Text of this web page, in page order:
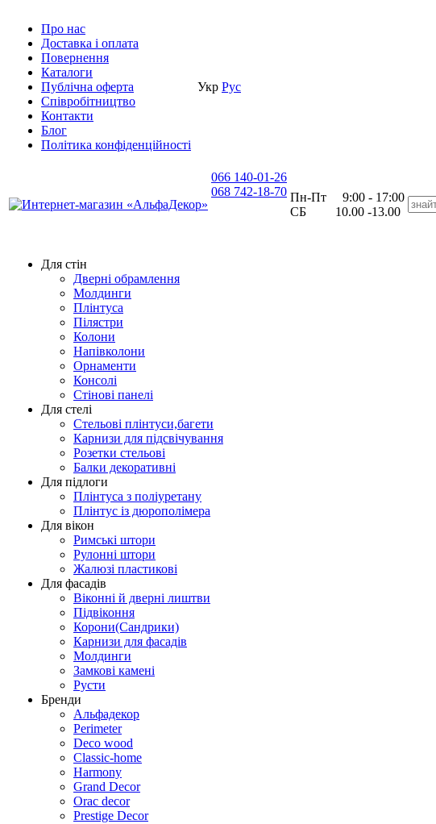
Про нас
Доставка i оплата
Повернення
Каталоги
Публічна оферта
Співробітництво
Контакти
Блог
Політика конфіденційності
Укр Рус
066 140-01-26
068 742-18-70 Пн-Пт 9:00 - 17:00
СБ 10.00 -13.00
Для стін
Дверні обрамлення
Молдинги
Плінтуса
Пілястри
Колони
Напівколони
Орнаменти
Консолі
Стінові панелі
Для стелі
Стельові плінтуси,багети
Карнизи для підсвічування
Розетки стельові
Балки декоративні
Для підлоги
Плінтуса з поліуретану
Плінтус із дюрополімера
Для вікон
Римські штори
Рулонні штори
Жалюзі пластикові
Для фасадів
Віконні й дверні лиштви
Підвіконня
Корони(Сандрики)
Карнизи для фасадів
Молдинги
Замкові камені
Русти
Бренди
Альфадекор
Perimeter
Deco wood
Classic-home
Harmony
Grand Decor
Orac decor
Prestige Decor